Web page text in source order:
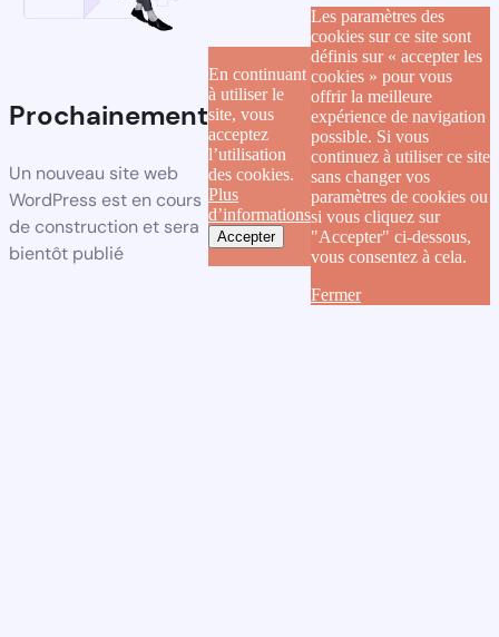
Prochainement
Un nouveau site web
WordPress est en cours
de construction et sera
bientôt publié
En continuant
à utiliser le
site, vous
acceptez
l’utilisation
des cookies.
Plus
d’informations
Accepter
Les paramètres des
cookies sur ce site sont
définis sur « accepter les
cookies » pour vous
offrir la meilleure
expérience de navigation
possible. Si vous
continuez à utiliser ce site
sans changer vos
paramètres de cookies ou
si vous cliquez sur
"Accepter" ci-dessous,
vous consentez à cela.
Fermer